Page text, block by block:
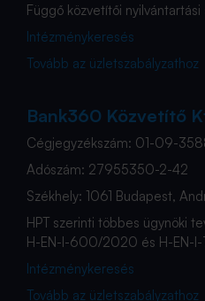
Függő közvetítői
Intézménykeresés
Tovább az üzletszabályzathoz
Bank360 Közvetítő
Cégjegyzékszám: 01-09-
Adószám: 27955350-2-42
Székhely: 1061 Budapest,
HPT szerinti többes ügynöki
H-EN-I-600/2020 és H-EN-
Intézménykeresés
Tovább az üzletszabályzathoz